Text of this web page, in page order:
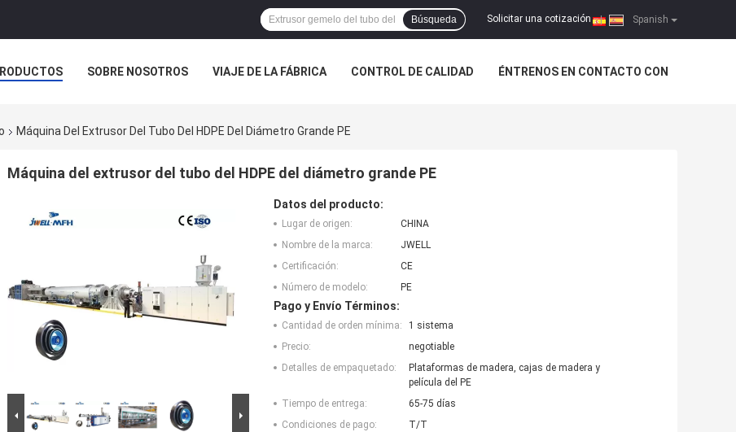
Spanish
Solicitar una cotización |
Búsqueda
SOBRE NOSOTROS VIAJE DE LA FÁBRICA CONTROL DE CALIDAD ÉNTRENOS EN CONTACTO CON
Máquina Del Extrusor Del Tubo Del HDPE Del Diámetro Grande PE
Máquina del extrusor del tubo del HDPE del diámetro grande PE
Datos del producto:
Lugar de origen:
CHINA
Nombre de la marca:
JWELL
Certificación:
CE
Número de modelo:
PE
Pago y Envío Términos:
Cantidad de orden mínima:
1 sistema
Precio:
negotiable
Detalles de empaquetado:
Plataformas de madera, cajas de madera y
película del PE
Tiempo de entrega:
65-75 días
Condiciones de pago:
T/T